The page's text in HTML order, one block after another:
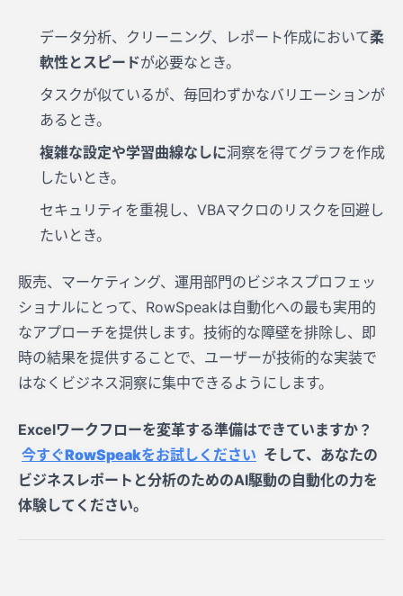
データ分析、クリーニング、レポート作成において柔
軟性とスピードが必要なとき。
タスクが似ているが、毎回わずかなバリエーションが
あるとき。
複雑な設定や学習曲線なしに洞察を得てグラフを作成
したいとき。
セキュリティを重視し、VBAマクロのリスクを回避し
たいとき。
販売、マーケティング、運用部門のビジネスプロフェッ
ショナルにとって、RowSpeakは自動化への最も実用的
なアプローチを提供します。技術的な障壁を排除し、即
時の結果を提供することで、ユーザーが技術的な実装で
はなくビジネス洞察に集中できるようにします。
Excelワークフローを変革する準備はできていますか？
今すぐRowSpeakをお試しください そして、あなたの
ビジネスレポートと分析のためのAI駆動の自動化の力を
体験してください。